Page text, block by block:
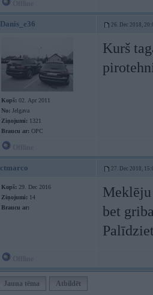
Danis_e36 26. Dec 2018,
Kopš: 02. Apr 2011
No: Jelgava
Ziņojumi: 1321
Braucu ar: OPC
Kurš
ctmarco 27. Dec 2018,
Kopš: 29. Dec 2016
Ziņojumi: 14
Braucu ar:
Meklēju
bet
Jauna tēma Atbildēt